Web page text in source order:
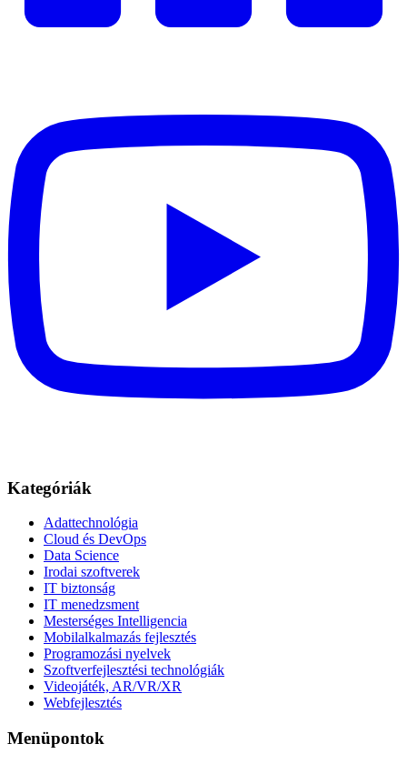
Kategóriák
Adattechnológia
Cloud és DevOps
Data Science
Irodai szoftverek
IT biztonság
IT menedzsment
Mesterséges Intelligencia
Mobilalkalmazás fejlesztés
Programozási nyelvek
Szoftverfejlesztési technológiák
Videojáték, AR/VR/XR
Webfejlesztés
Menüpontok